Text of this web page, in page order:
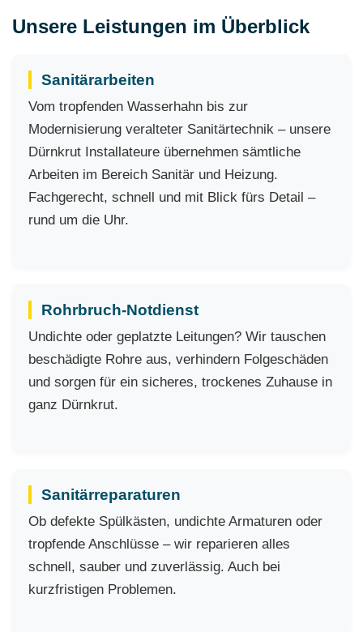
Unsere Leistungen im Überblick
Sanitärarbeiten
Vom tropfenden Wasserhahn bis zur
Modernisierung veralteter Sanitärtechnik – unsere
Dürnkrut Installateure übernehmen sämtliche
Arbeiten im Bereich Sanitär und Heizung.
Fachgerecht, schnell und mit Blick fürs Detail –
rund um die Uhr.
Rohrbruch-Notdienst
Undichte oder geplatzte Leitungen? Wir tauschen
beschädigte Rohre aus, verhindern Folgeschäden
und sorgen für ein sicheres, trockenes Zuhause in
ganz Dürnkrut.
Sanitärreparaturen
Ob defekte Spülkästen, undichte Armaturen oder
tropfende Anschlüsse – wir reparieren alles
schnell, sauber und zuverlässig. Auch bei
kurzfristigen Problemen.